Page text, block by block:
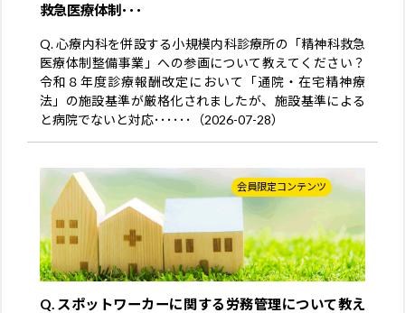
救急医療体制･･･
Q. 心療内科を併設する小規模内科診療所の「精神科救急
医療体制整備事業」への参画について教えてください？
令和８年度診療報酬改定において「通院・在宅精神療
法」の施設基準が厳格化されましたが、施設基準による
と病院でないと対応･･････（2026-07-28）
会員限定コンテンツ
Q. スポットワーカーに関する労務管理について教え